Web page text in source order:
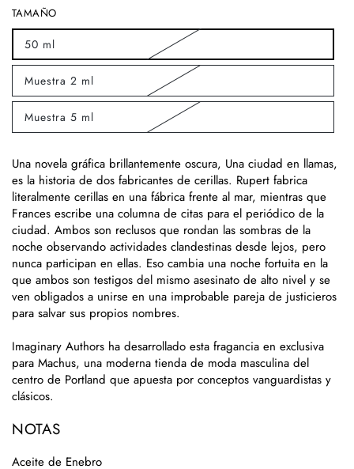
TAMAÑO
50 ml
Variante
agotada
o
no
disponible
Muestra 2 ml
Variante
agotada
o
no
disponible
Muestra 5 ml
Variante
agotada
disponible
Una novela gráfica brillantemente oscura, Una ciudad en llamas,
es la historia de dos fabricantes de cerillas. Rupert fabrica
literalmente cerillas en una fábrica frente al mar, mientras que
Frances escribe una columna de citas para el periódico de la
ciudad. Ambos son reclusos que rondan las sombras de la
noche observando actividades clandestinas desde lejos, pero
nunca participan en ellas. Eso cambia una noche fortuita en la
que ambos son testigos del mismo asesinato de alto nivel y se
ven obligados a unirse en una improbable pareja de justicieros
para salvar sus propios nombres.
Imaginary Authors ha desarrollado esta fragancia en exclusiva
para Machus, una moderna tienda de moda masculina del
centro de Portland que apuesta por conceptos vanguardistas y
clásicos.
NOTAS
Aceite de Enebro